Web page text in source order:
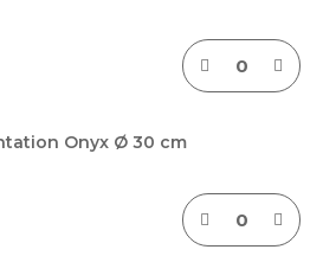
Onyx Ø 30 cm